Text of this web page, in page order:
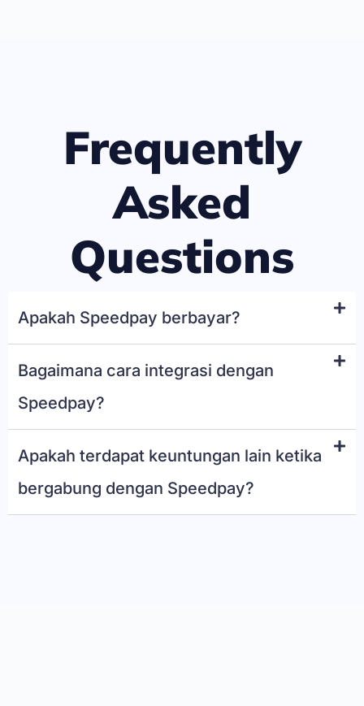
Frequently
Asked
Questions
Apakah Speedpay berbayar?
Bagaimana cara integrasi dengan
Speedpay?
Apakah terdapat keuntungan lain ketika
bergabung dengan Speedpay?